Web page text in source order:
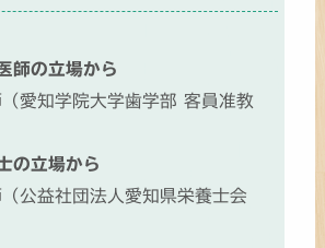
師の立場から
愛知学院大学歯学部 客員准教
の立場から
公益社団法人愛知県栄養士会